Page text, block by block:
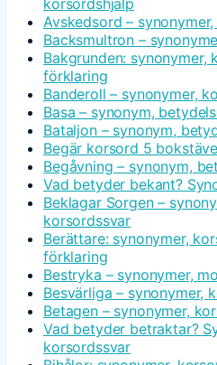
korsordshjälp
Avskedsord –
Backsmultron –
Bakgrunden: synonymer,
förklaring
Banderoll – synonymer,
Basa – synonym,
Bataljon – synonym,
Begär korsord 5
Begåvning – synonym,
Vad betyder bekant?
Beklagar Sorgen –
korsordssvar
Berättare: synonymer,
förklaring
Bestryka – synonymer,
Besvärliga – synonymer,
Betagen – synonymer,
Vad betyder betraktar?
korsordssvar